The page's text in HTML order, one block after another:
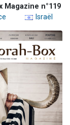
Magazine n°119
Israël